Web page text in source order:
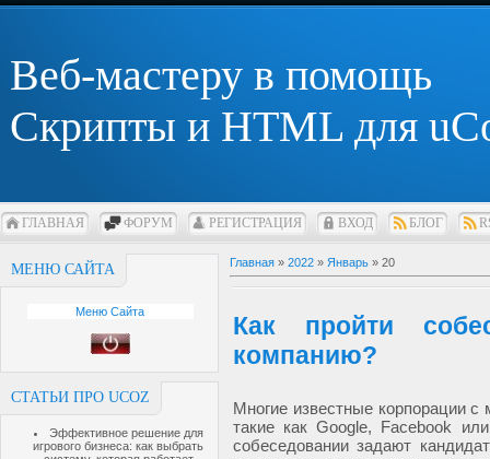
Веб-мастеру в помощь
Скрипты и HTML для
ГЛАВНАЯ ФОРУМ РЕГИСТРАЦИЯ ВХОД БЛОГ
МЕНЮ САЙТА
Меню Сайта
СТАТЬИ ПРО UCOZ
Эффективное решение для
игрового бизнеса: как выбрать
Главная » 2022 » Январь » 20
Как пройти
компанию?
Многие известные корпорации
такие как Google, Facebook
собеседовании задают